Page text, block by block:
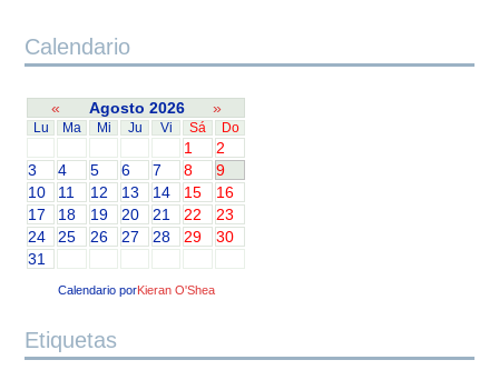
Calendario
« Agosto 2026 »
Lu Ma Mi Ju Vi Sá Do
1
2
3
4 5 6 7 8
9
10
11 12 13 14 15
16
17
18 19 20 21 22
23
24
25 26 27 28 29
30
31
Calendario porKieran O'Shea
Etiquetas